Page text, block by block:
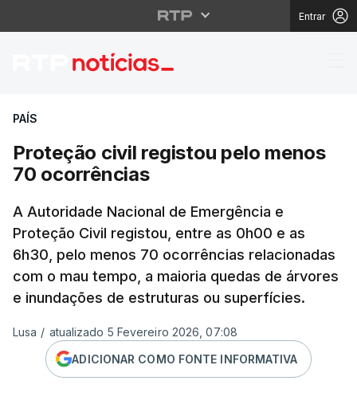
Entrar
Proteção civil
PAÍS
Proteção civil registou pelo menos
70 ocorrências
A Autoridade Nacional de Emergência e
Proteção Civil registou, entre as 0h00 e as
6h30, pelo menos 70 ocorrências relacionadas
com o mau tempo, a maioria quedas de árvores
e inundações de estruturas ou superfícies.
Lusa / atualizado 5 Fevereiro 2026, 07:08
ADICIONAR COMO FONTE INFORMATIVA